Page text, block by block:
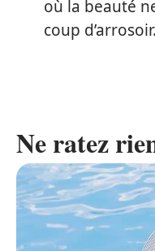
où la beauté
coup d’arrosoir.
Ne ratez